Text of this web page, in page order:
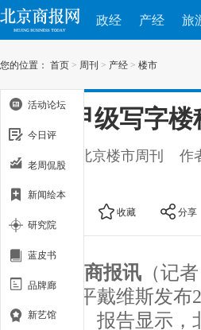
政经 产经 旅
您的位置： 首页 > 周刊 > 产经 > 楼市
北京甲级写字
出处：新北京楼市周刊 作
收藏 分享
北京商报讯 （记
第一太平戴维斯发布
究报告。报告显示，
活动论坛
今日评
老周侃股
新闻绘本
研究院
蓝皮书
品牌廊
新艺馆